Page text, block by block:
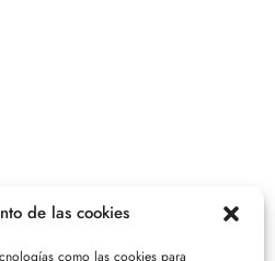
de las cookies
como las cookies para